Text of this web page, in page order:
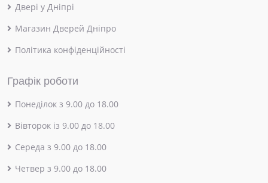
Двері у Дніпрі
Магазин Дверей Дніпро
Політика конфіденційності
Графік роботи
Понеділок з 9.00 до 18.00
Вівторок із 9.00 до 18.00
Середа з 9.00 до 18.00
Четвер з 9.00 до 18.00